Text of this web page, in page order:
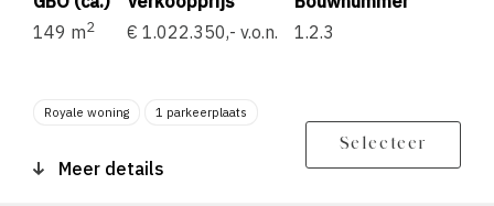
149 m2
€ 1.022.350,- v.o.n.
1.2.3
Royale woning 1 parkeerplaats
Meer details
Selecteer